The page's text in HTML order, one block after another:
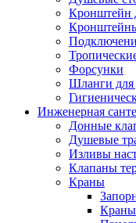
Кронштейн
Форсунки
Шланги для
Инженерная
Донные
Душевые
Изливы
Клапаны
Краны
Краны